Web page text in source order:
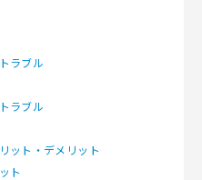
ラブル
ラブル
ット・デメリット
ト